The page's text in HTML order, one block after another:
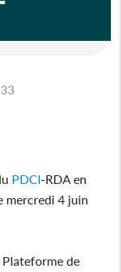
PDCI-RDA en
mercredi 4 juin
de